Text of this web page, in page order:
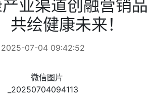
业渠道创融营销品
共绘健康未来！
2025-07-04 09:42:52